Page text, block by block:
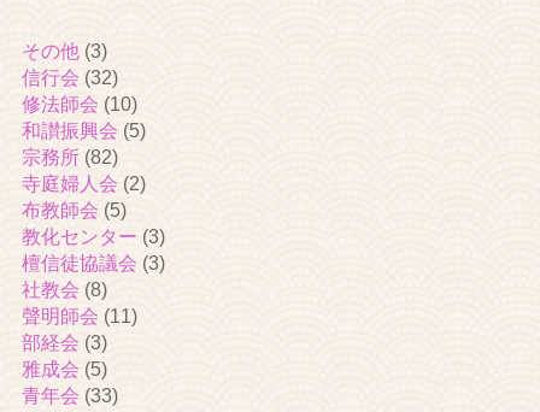
その他(3)
信行会 (32)
修法師会 (10)
和讃振興会 (5)
宗務所(82)
寺庭婦人会 (2)
布教師会 (5)
教化センター (3)
檀信徒協議会 (3)
社教会 (8)
聲明師会 (11)
部経会 (3)
雅成会 (5)
青年会 (33)